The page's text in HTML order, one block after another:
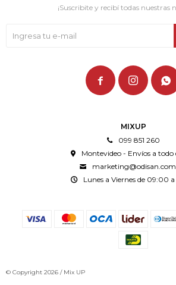
MIXUP
099 851 260
Montevideo - Envíos a todo
Lunes a Viernes de 09:00
¡Suscribite y recibí todas nuestras
  
© Copyright 2026 / Mix UP